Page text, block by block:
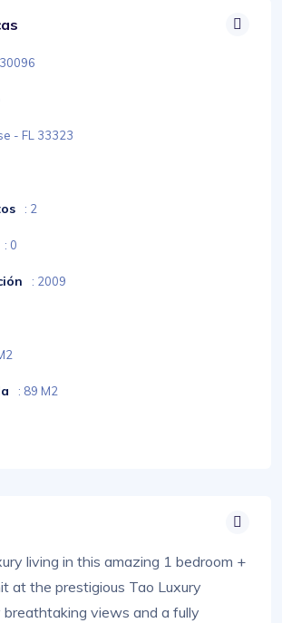
- FL 33323
: 2
: 0
: 2009
: 89 M2
living in this amazing 1 bedroom +
at the prestigious Tao Luxury
breathtaking views and a fully